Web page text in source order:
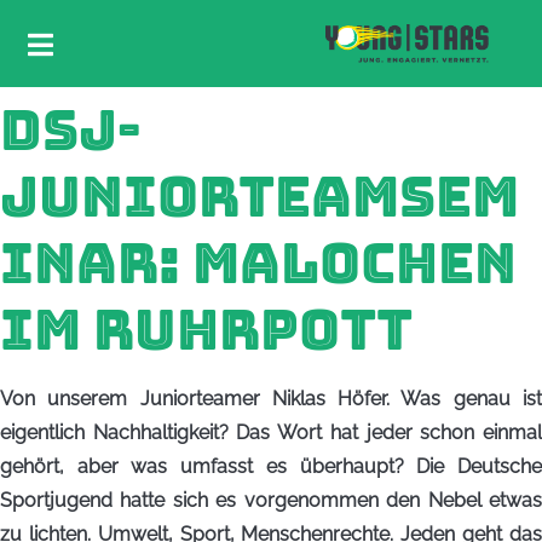
DSJ-
JUNIORTEAMSEM
INAR: MALOCHEN
IM RUHRPOTT
Von unserem Juniorteamer Niklas Höfer. Was genau ist
eigentlich Nachhaltigkeit? Das Wort hat jeder schon einmal
gehört, aber was umfasst es überhaupt? Die Deutsche
Sportjugend hatte sich es vorgenommen den Nebel etwas
zu lichten. Umwelt, Sport, Menschenrechte. Jeden geht das